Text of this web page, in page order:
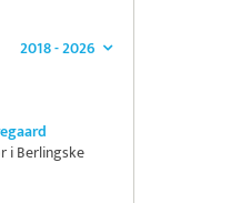
2018 - 2026
i Berlingske